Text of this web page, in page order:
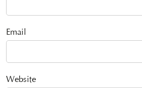
Email
Website